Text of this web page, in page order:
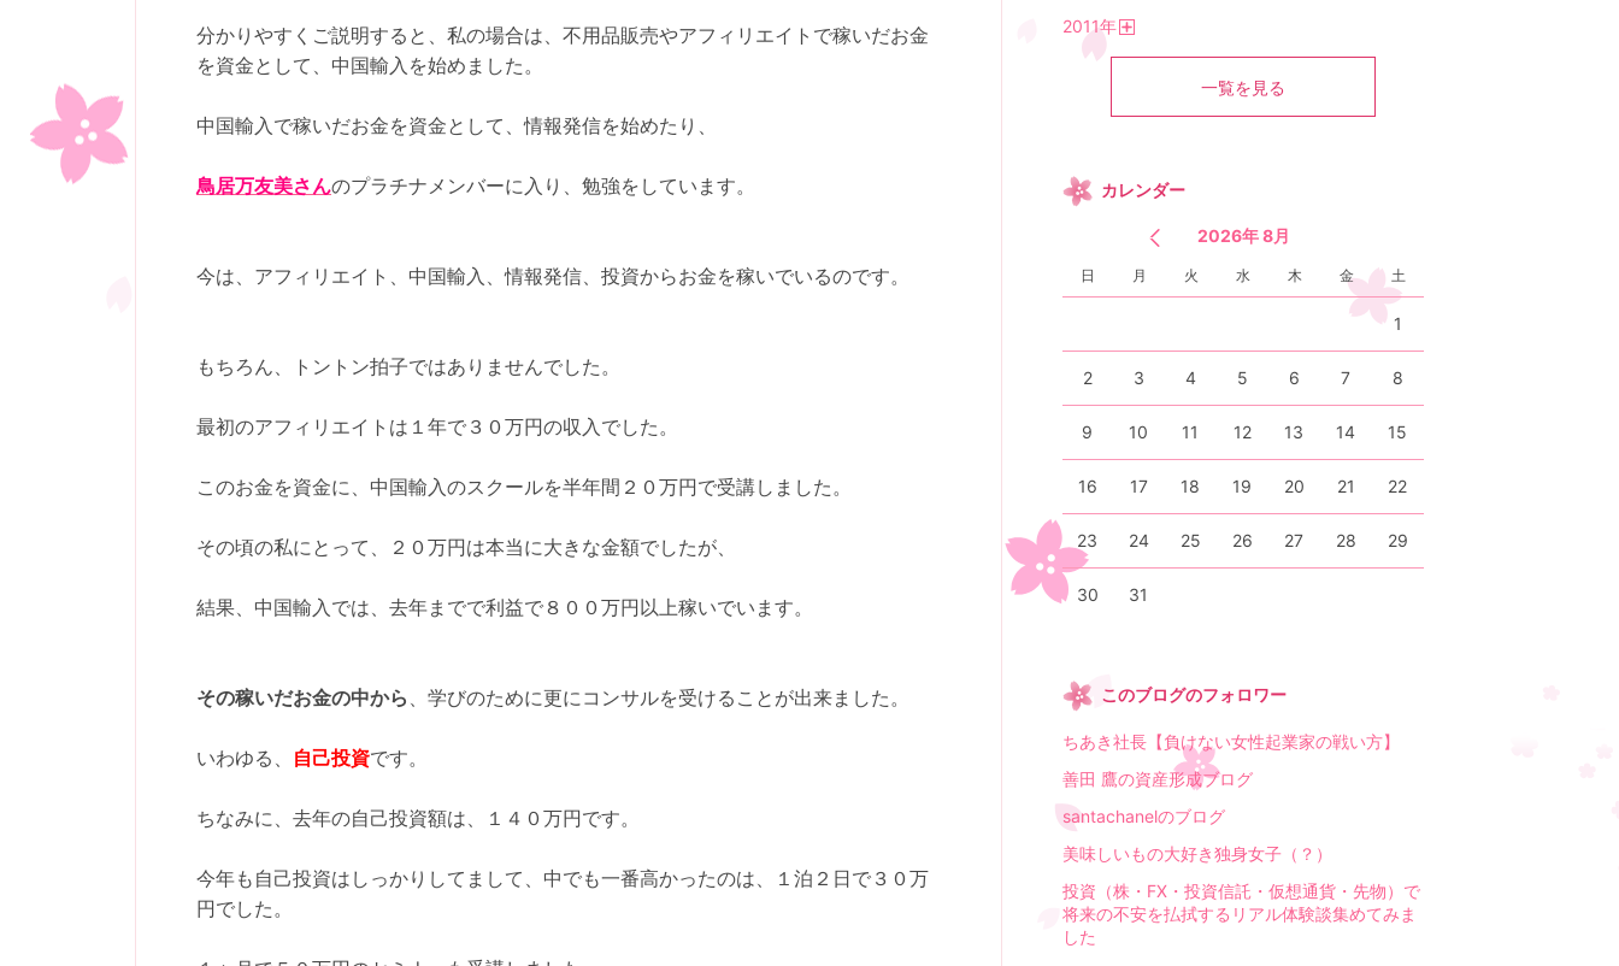
分かりやすくご説明すると、私の場合は、不用品販売やアフィリエイトで稼いだお金
を資金として、中国輸入を始めました。
中国輸入で稼いだお金を資金として、情報発信を始めたり、
鳥居万友美さんのプラチナメンバーに入り、勉強をしています。
今は、アフィリエイト、中国輸入、情報発信、投資からお金を稼いでいるのです。
もちろん、トントン拍子ではありませんでした。
最初のアフィリエイトは１年で３０万円の収入でした。
このお金を資金に、中国輸入のスクールを半年間２０万円で受講しました。
その頃の私にとって、２０万円は本当に大きな金額でしたが、
結果、中国輸入では、去年までで利益で８００万円以上稼いでいます。
その稼いだお金の中から 、学びのために更にコンサルを受けることが出来ました。
いわゆる、 自己投資です。
ちなみに、去年の自己投資額は、１４０万円です。
今年も自己投資はしっかりしてまして、中でも一番高かったのは、１泊２日で３０万
円でした。
2011年
一覧を見る
カレンダー
2026年 8月
日 月 火 水 木 金 土
1
2 3 4 5 6 7 8
9 10 11 12 13 14 15
16 17 18 19 20 21 22
23 24 25 26 27 28 29
30 31
このブログのフォロワー
ちあき社長【負けない女性起業家の戦い方】
善田 鷹の資産形成ブログ
santachanelのブログ
美味しいもの大好き独身女子（？）
投資（株・FX・投資信託・仮想通貨・先物）で
将来の不安を払拭するリアル体験談集めてみま
した